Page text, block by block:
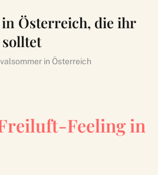
in Österreich, die ihr
solltet
in Österreich
Feeling in